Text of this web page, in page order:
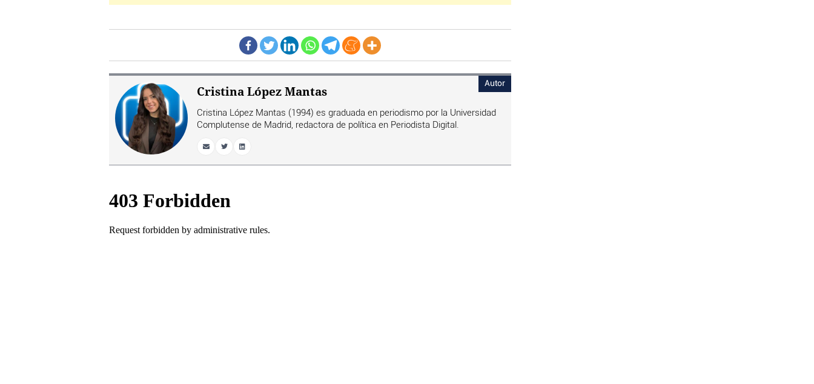
Autor
Cristina López Mantas
Cristina López Mantas (1994) es graduada en periodismo por la Universidad
Complutense de Madrid, redactora de política en Periodista Digital.